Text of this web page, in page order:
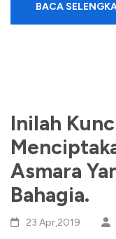
BACA
Inilah
Asmara
Bahagia.
23 Apr,2019